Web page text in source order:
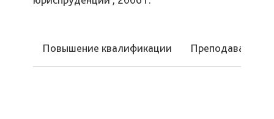
Повышение квалификации Преподаваемые